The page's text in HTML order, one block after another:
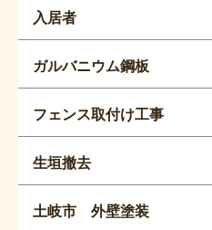
入居者
ガルバニウム鋼板
フェンス取付け工事
生垣撤去
土岐市 外壁塗装